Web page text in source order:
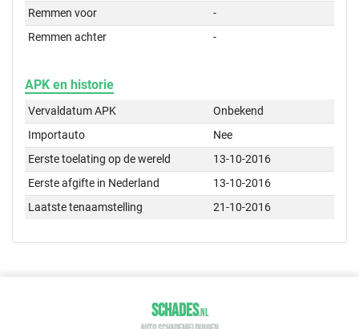
Remmen voor
-
Remmen achter
-
APK en historie
Vervaldatum APK
Onbekend
Importauto
Nee
Eerste toelating op de wereld
13-10-2016
Eerste afgifte in Nederland
13-10-2016
Laatste tenaamstelling
21-10-2016
SCHADES.NL